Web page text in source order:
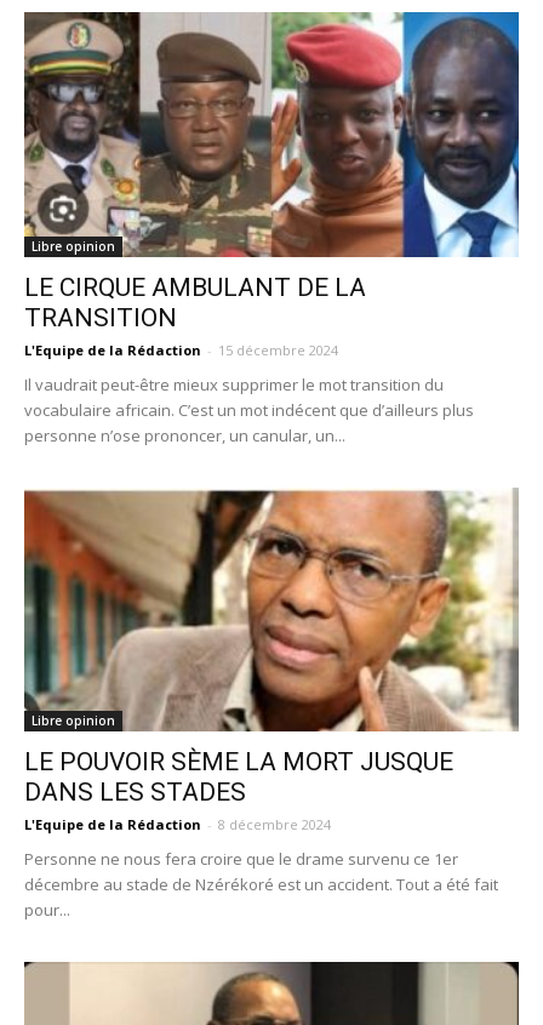
Libre opinion
LE CIRQUE AMBULANT DE LA
TRANSITION
L'Equipe de la Rédaction - 15 décembre 2024
Il vaudrait peut-être mieux supprimer le mot transition du
vocabulaire africain. C’est un mot indécent que d’ailleurs plus
personne n’ose prononcer, un canular, un...
Libre opinion
LE POUVOIR SÈME LA MORT JUSQUE
DANS LES STADES
L'Equipe de la Rédaction - 8 décembre 2024
Personne ne nous fera croire que le drame survenu ce 1er
décembre au stade de Nzérékoré est un accident. Tout a été fait
pour...